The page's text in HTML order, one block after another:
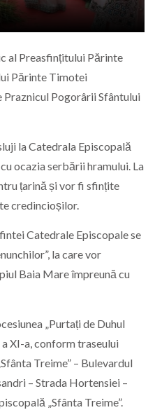
al Preasfințitului Părinte
Părinte Timotei
Praznicul Pogorârii Sfântului
la Catedrala Episcopală
ocazia serbării hramului. La
țarină și vor fi sfințite
credincioșilor.
Catedrale Episcopale se
la care vor
Baia Mare împreună cu
„Purtați de Duhul
XI-a, conform traseului
Treime” – Bulevardul
– Strada Hortensiei –
„Sfânta Treime”.